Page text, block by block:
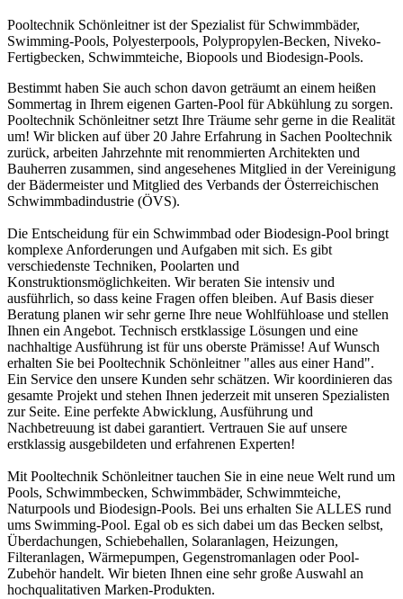
Pooltechnik Schönleitner ist der Spezialist für Schwimmbäder,
Swimming-Pools, Polyesterpools, Polypropylen-Becken, Niveko-
Fertigbecken, Schwimmteiche, Biopools und Biodesign-Pools.
Bestimmt haben Sie auch schon davon geträumt an einem heißen
Sommertag in Ihrem eigenen Garten-Pool für Abkühlung zu sorgen.
Pooltechnik Schönleitner setzt Ihre Träume sehr gerne in die Realität
um! Wir blicken auf über 20 Jahre Erfahrung in Sachen Pooltechnik
zurück, arbeiten Jahrzehnte mit renommierten Architekten und
Bauherren zusammen, sind angesehenes Mitglied in der Vereinigung
der Bädermeister und Mitglied des Verbands der Österreichischen
Schwimmbadindustrie (ÖVS).
Die Entscheidung für ein Schwimmbad oder Biodesign-Pool bringt
komplexe Anforderungen und Aufgaben mit sich. Es gibt
verschiedenste Techniken, Poolarten und
Konstruktionsmöglichkeiten. Wir beraten Sie intensiv und
ausführlich, so dass keine Fragen offen bleiben. Auf Basis dieser
Beratung planen wir sehr gerne Ihre neue Wohlfühloase und stellen
Ihnen ein Angebot. Technisch erstklassige Lösungen und eine
nachhaltige Ausführung ist für uns oberste Prämisse! Auf Wunsch
erhalten Sie bei Pooltechnik Schönleitner "alles aus einer Hand".
Ein Service den unsere Kunden sehr schätzen. Wir koordinieren das
gesamte Projekt und stehen Ihnen jederzeit mit unseren Spezialisten
zur Seite. Eine perfekte Abwicklung, Ausführung und
Nachbetreuung ist dabei garantiert. Vertrauen Sie auf unsere
erstklassig ausgebildeten und erfahrenen Experten!
Mit Pooltechnik Schönleitner tauchen Sie in eine neue Welt rund um
Pools, Schwimmbecken, Schwimmbäder, Schwimmteiche,
Naturpools und Biodesign-Pools. Bei uns erhalten Sie ALLES rund
ums Swimming-Pool. Egal ob es sich dabei um das Becken selbst,
Überdachungen, Schiebehallen, Solaranlagen, Heizungen,
Filteranlagen, Wärmepumpen, Gegenstromanlagen oder Pool-
Zubehör handelt. Wir bieten Ihnen eine sehr große Auswahl an
hochqualitativen Marken-Produkten.